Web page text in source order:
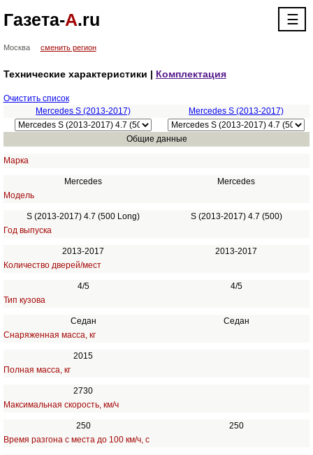
Газета-А.ru ☰
Москва сменить регион
Технические характеристики | Комплектация
Очистить список
Mercedes S (2013-2017)
Mercedes S (2013-2017)
Общие данные
Марка
Mercedes
Mercedes
Модель
S (2013-2017) 4.7 (500 Long)
S (2013-2017) 4.7 (500)
Год выпуска
2013-2017
2013-2017
Количество дверей/мест
4/5
4/5
Тип кузова
Седан
Седан
Снаряженная масса, кг
2015
Полная масса, кг
2730
Максимальная скорость, км/ч
250
250
Время разгона с места до 100 км/ч, с